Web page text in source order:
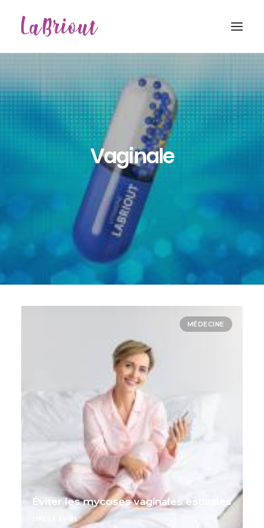
Recherche
Vaginale
MÉDECINE
Éviter les mycoses vaginales estivales
LIRE LA SUITE